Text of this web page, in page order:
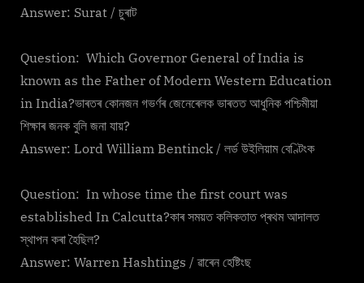
Answer: Surat / চুৰাট
Question: Which Governor General of India is
known as the Father of Modern Western Education
in India?ভাৰতৰ কোনজন গভৰ্ণৰ জেনেৰেলক ভাৰতত আধুনিক পশ্চিমীয়া
শিক্ষাৰ জনক বুলি জনা যায়?
Answer: Lord William Bentinck / লৰ্ড উইলিয়াম বেণ্টিংক
Question: In whose time the first court was
established In Calcutta?কাৰ সময়ত কলিকতাত প্ৰথম আদালত
স্থাপন কৰা হৈছিল?
Answer: Warren Hashtings / ৱাৰেন হেষ্টিংছ